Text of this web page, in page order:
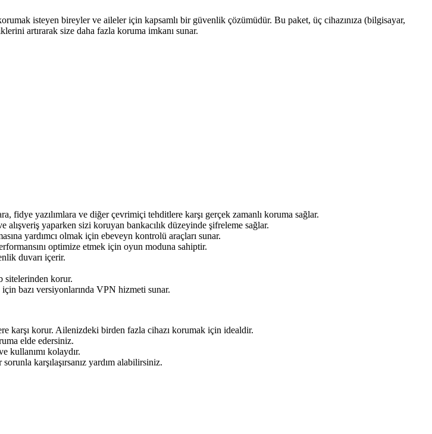
isteyen bireyler ve aileler için kapsamlı bir güvenlik çözümüdür. Bu paket, üç cihazınıza (bilgisayar,
artırarak size daha fazla koruma imkanı sunar.
fidye yazılımlara ve diğer çevrimiçi tehditlere karşı gerçek zamanlı koruma sağlar.
alışveriş yaparken sizi koruyan bankacılık düzeyinde şifreleme sağlar.
yardımcı olmak için ebeveyn kontrolü araçları sunar.
optimize etmek için oyun moduna sahiptir.
duvarı içerir.
sitelerinden korur.
bazı versiyonlarında VPN hizmeti sunar.
karşı korur. Ailenizdeki birden fazla cihazı korumak için idealdir.
elde edersiniz.
kullanımı kolaydır.
karşılaşırsanız yardım alabilirsiniz.